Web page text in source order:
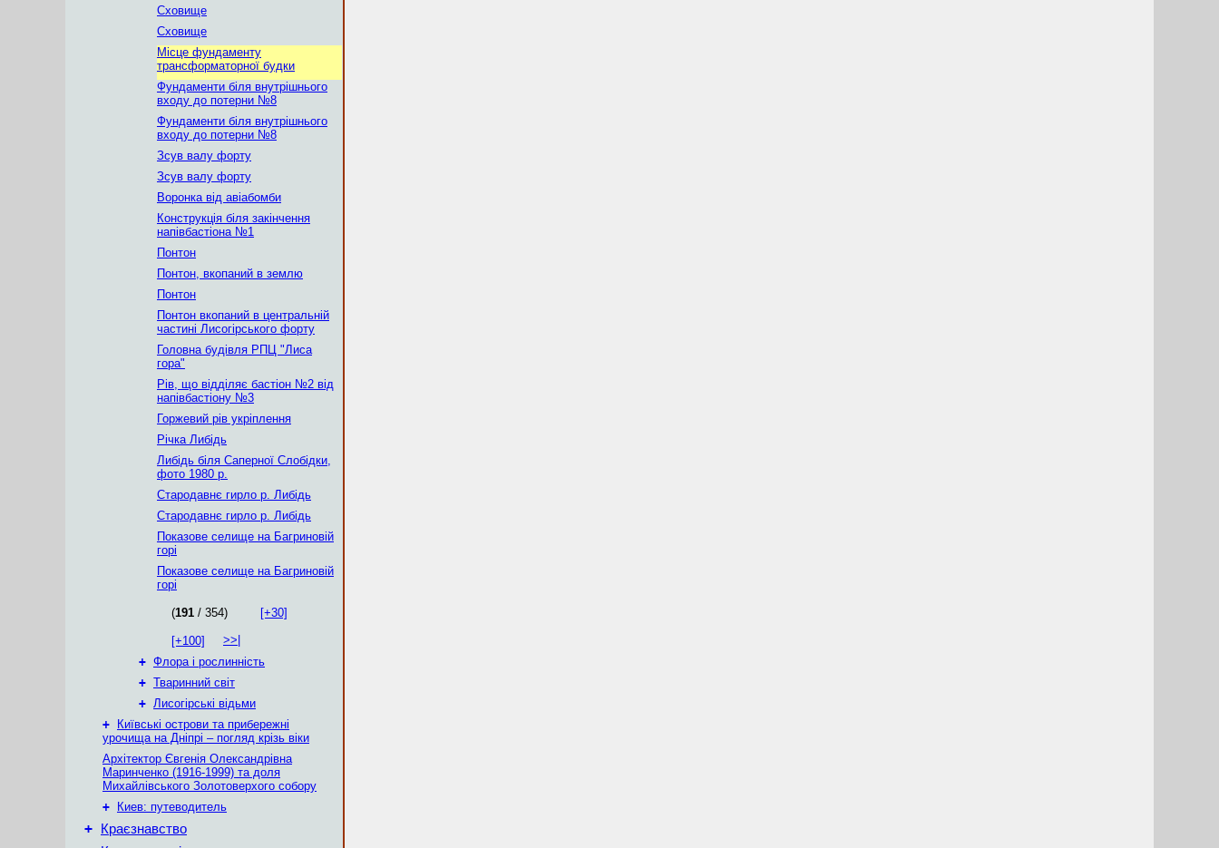
Сховище
Сховище
Місце фундаменту
трансформаторної будки
Фундаменти біля внутрішнього
входу до потерни №8
Фундаменти біля внутрішнього
входу до потерни №8
Зсув валу форту
Зсув валу форту
Воронка від авіабомби
Конструкція біля закінчення
напівбастіона №1
Понтон
Понтон, вкопаний в землю
Понтон
Понтон вкопаний в центральній
частині Лисогірського форту
Головна будівля РПЦ "Лиса
гора"
Рів, що відділяє бастіон №2 від
напівбастіону №3
Горжевий рів укріплення
Річка Либідь
Либідь біля Саперної Слобідки,
фото 1980 р.
Стародавнє гирло р. Либідь
Стародавнє гирло р. Либідь
Показове селище на Багриновій
горі
Показове селище на Багриновій
горі
(191 / 354) [+30]
[+100]
>>|
+ Флора і рослинність
+ Тваринний світ
+ Лисогірські відьми
+
Київські острови та прибережні
урочища на Дніпрі – погляд крізь віки
Архітектор Євгенія Олександрівна
Маринченко (1916-1999) та доля
Михайлівського Золотоверхого собору
+
Киев: путеводитель
+ Краєзнавство